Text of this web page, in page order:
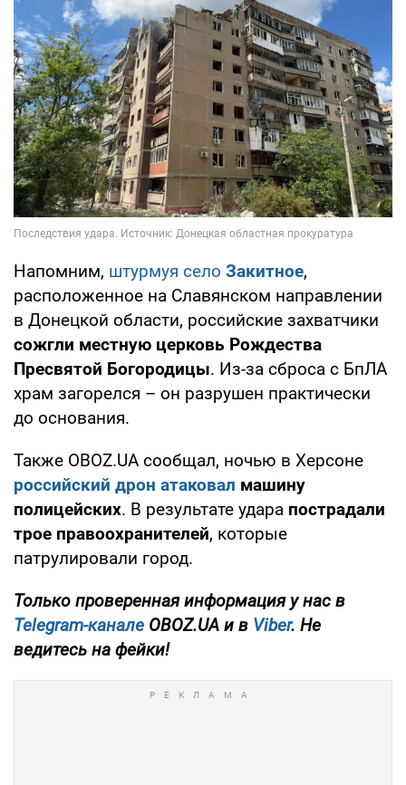
Напомним, штурмуя село Закитное,
расположенное на Славянском направлении
в Донецкой области, российские захватчики
сожгли местную церковь Рождества
Пресвятой Богородицы. Из-за сброса с БпЛА
храм загорелся – он разрушен практически
до основания.
Также OBOZ.UA сообщал, ночью в Херсоне
российский дрон атаковал машину
полицейских. В результате удара пострадали
трое правоохранителей, которые
патрулировали город.
Только проверенная информация у нас в
Telegram-канале OBOZ.UA и в Viber. Не
ведитесь на фейки!